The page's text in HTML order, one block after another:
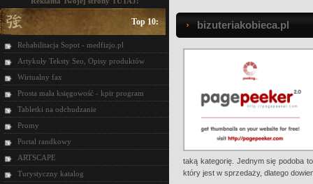
Top 10:
Rehabilitacja Sopot - medfizjo.pl
Artykuły Teksty Seo, Opisy produktów
Wirtualny fax
Prosta mała księgowość - kpir program
Tabletki na odchudzanie
Promy
Portal randkowy
ARTSCAPE
Turystyczny katalog
bizuteriakobieca.pl
taką kategorię. Jednym się podoba
który jest w sprzedaży, dlatego